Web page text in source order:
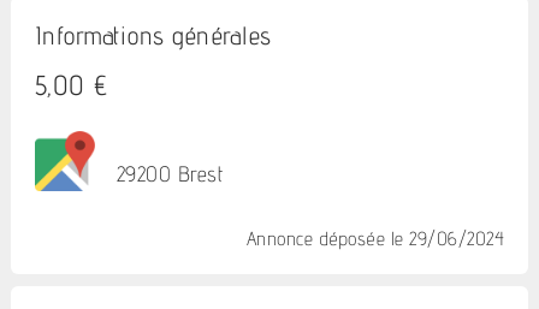
Informations générales
5,00 €
29200 Brest
Annonce déposée le 29/06/2024